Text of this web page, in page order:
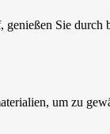
Sie
um zu